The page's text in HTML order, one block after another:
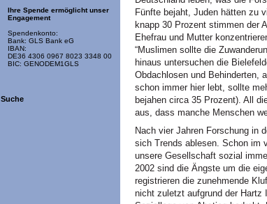
Ihre Spende ermöglicht unser
Engagement
Spendenkonto:
Bank: GLS Bank eG
IBAN:
DE36 4306 0967 8023 3348 00
BIC: GENODEM1GLS
Suche
Fünfte bejaht, Juden hätten zu
knapp 30 Prozent stimmen der
Ehefrau und Mutter
“Muslimen sollte die
hinaus untersuchen die
Obdachlosen und Behinderten,
schon immer hier lebt, sollte
bejahen circa 35 Prozent). All
aus, dass manche Menschen
Nach vier Jahren Forschung in
sich Trends ablesen. Schon im
unsere Gesellschaft sozial
2002 sind die Ängste um die
registrieren die zunehmende
nicht zuletzt aufgrund der Hartz